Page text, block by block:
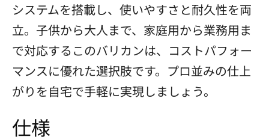
システムを搭載し、使いやすさと耐久性を両
立。子供から大人まで、家庭用から業務用ま
で対応するこのバリカンは、コストパフォー
マンスに優れた選択肢です。プロ並みの仕上
がりを自宅で手軽に実現しましょう。
仕様